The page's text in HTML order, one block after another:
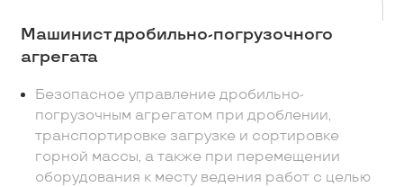
Машинист дробильно-погрузочного
агрегата
Безопасное управление дробильно-
погрузочным агрегатом при дроблении,
транспортировке загрузке и сортировке
горной массы, а также при перемещении
оборудования к месту ведения работ с целью